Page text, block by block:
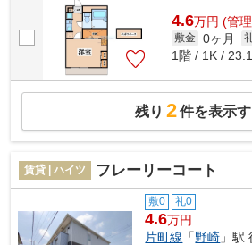
4.6万円 (管
敷金 0ヶ月
1階 / 1K /
残り 2件を表示
賃貸 | ハイツ フレーリーコート
敷0 礼0
4.6万円
片町線 「野崎 」駅